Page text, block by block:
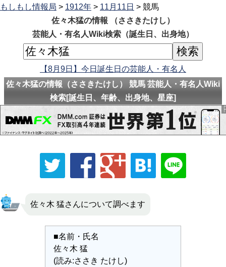
もしもし情報局 > 1912年 > 11月11日 > 競馬
佐々木猛の情報 （ささきたけし）
芸能人・有名人Wiki検索（誕生日、出身地）
【8月9日】今日誕生日の芸能人・有名人
佐々木猛の情報（ささきたけし） 競馬 芸能人・有名人Wiki
検索[誕生日、年齢、出身地、星座]
佐々木 猛さんについて調べます
■名前・氏名
佐々木 猛
(読み:ささき たけし)